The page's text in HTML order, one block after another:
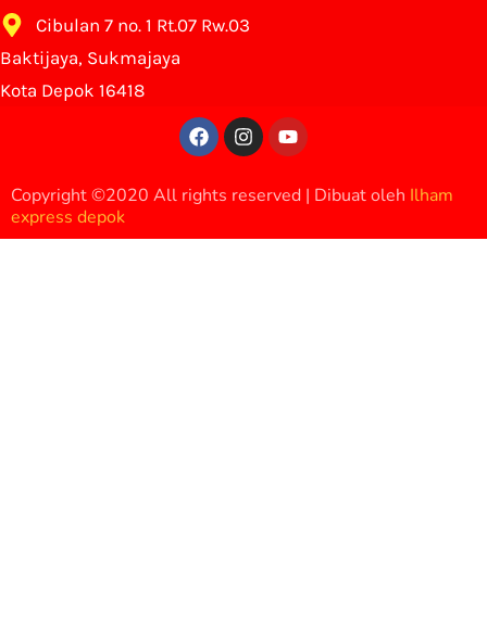
Cibulan 7 no. 1 Rt.07 Rw.03
Baktijaya, Sukmajaya
Kota Depok 16418
Copyright ©2020 All rights reserved | Dibuat oleh Ilham
express depok